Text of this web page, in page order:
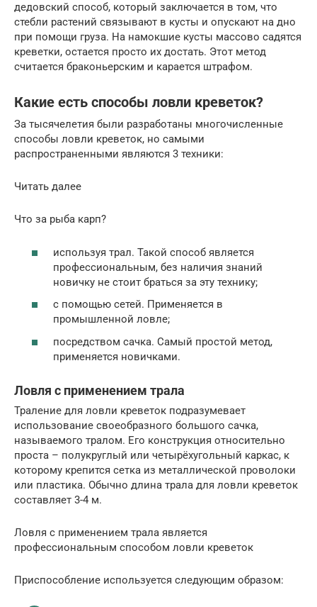
дедовский способ, который заключается в том, что
стебли растений связывают в кусты и опускают на дно
при помощи груза. На намокшие кусты массово садятся
креветки, остается просто их достать. Этот метод
считается браконьерским и карается штрафом.
Какие есть способы ловли креветок?
За тысячелетия были разработаны многочисленные
способы ловли креветок, но самыми
распространенными являются 3 техники:
Читать далее
Что за рыба карп?
используя трал. Такой способ является
профессиональным, без наличия знаний
новичку не стоит браться за эту технику;
с помощью сетей. Применяется в
промышленной ловле;
посредством сачка. Самый простой метод,
применяется новичками.
Ловля с применением трала
Траление для ловли креветок подразумевает
использование своеобразного большого сачка,
называемого тралом. Его конструкция относительно
проста – полукруглый или четырёхугольный каркас, к
которому крепится сетка из металлической проволоки
или пластика. Обычно длина трала для ловли креветок
составляет 3-4 м.
Ловля с применением трала является
профессиональным способом ловли креветок
Приспособление используется следующим образом: